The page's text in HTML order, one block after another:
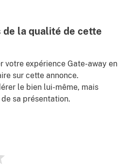
Identify
de la qualité de cette
votre expérience Gate-away en
sur cette annonce.
le bien lui-même, mais
sa présentation.